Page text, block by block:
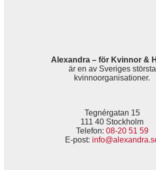
Alexandra – för Kvinnor &
är en av Sveriges största
kvinnoorganisationer.
Tegnérgatan 15
111 40 Stockholm
Telefon: 08-20 51 59
E-post: